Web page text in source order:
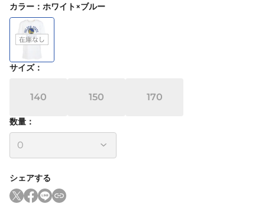
カラー ： ホワイト×ブルー
サイズ：
140 150 170
数量：
シェアする